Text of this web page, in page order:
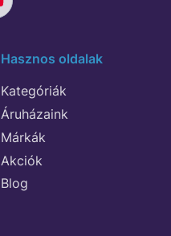
Hasznos oldalak
Kategóriák
Áruházaink
Márkák
Akciók
Blog